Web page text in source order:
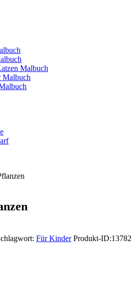
Malbuch
Malbuch
Für Kinder Produkt-ID:13782